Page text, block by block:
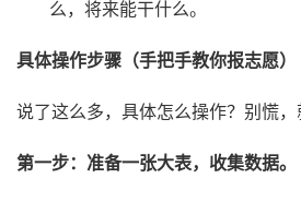
么，将来能干什么。
具体操作步骤（手把手教你报志愿）
说了这么多，具体怎么操作？别慌，
第一步：准备一张大表，收集数据。